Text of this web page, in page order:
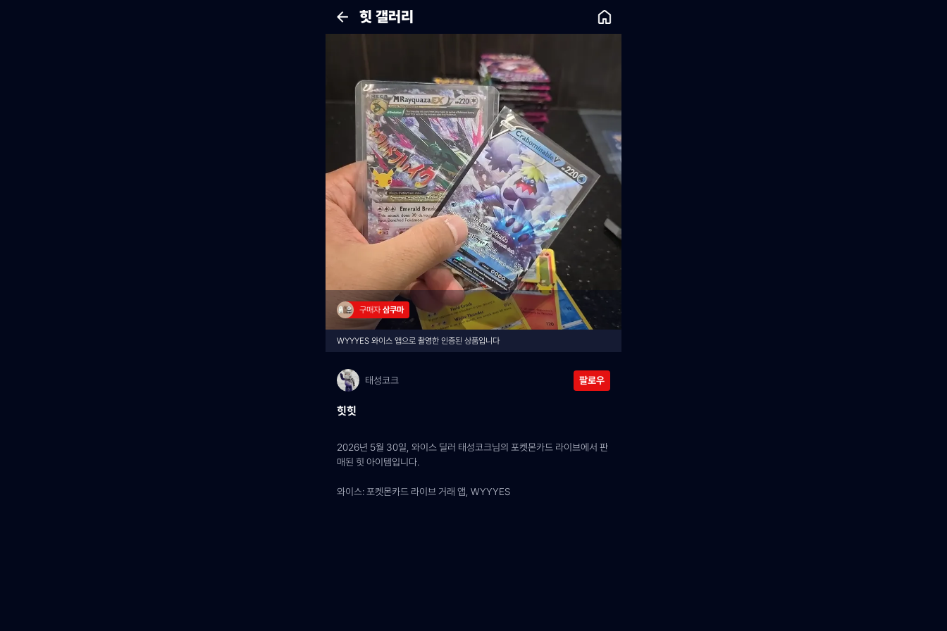
힛 갤러리
구매자 삼쿠마
WYYYES 와이스 앱으로 촬영한 인증된 상품입니다
태성코크 팔로우
힛힛
2026년 5월 30일, 와이스 딜러 태성코크님의 포켓몬카드 라이브에서 판
매된 힛 아이템입니다.
와이스: 포켓몬카드 라이브 거래 앱, WYYYES